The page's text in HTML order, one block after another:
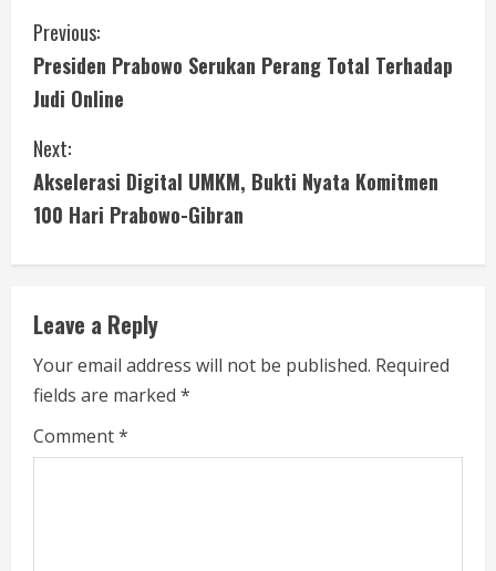
C
o
n
t
i
n
u
e
R
e
Previous:
Presiden Prabowo Serukan Perang Total Terhadap
Judi Online
Next:
Akselerasi Digital UMKM, Bukti Nyata Komitmen
100 Hari Prabowo-Gibran
Leave a Reply
Your email address will not be published. Required
fields are marked *
Comment*